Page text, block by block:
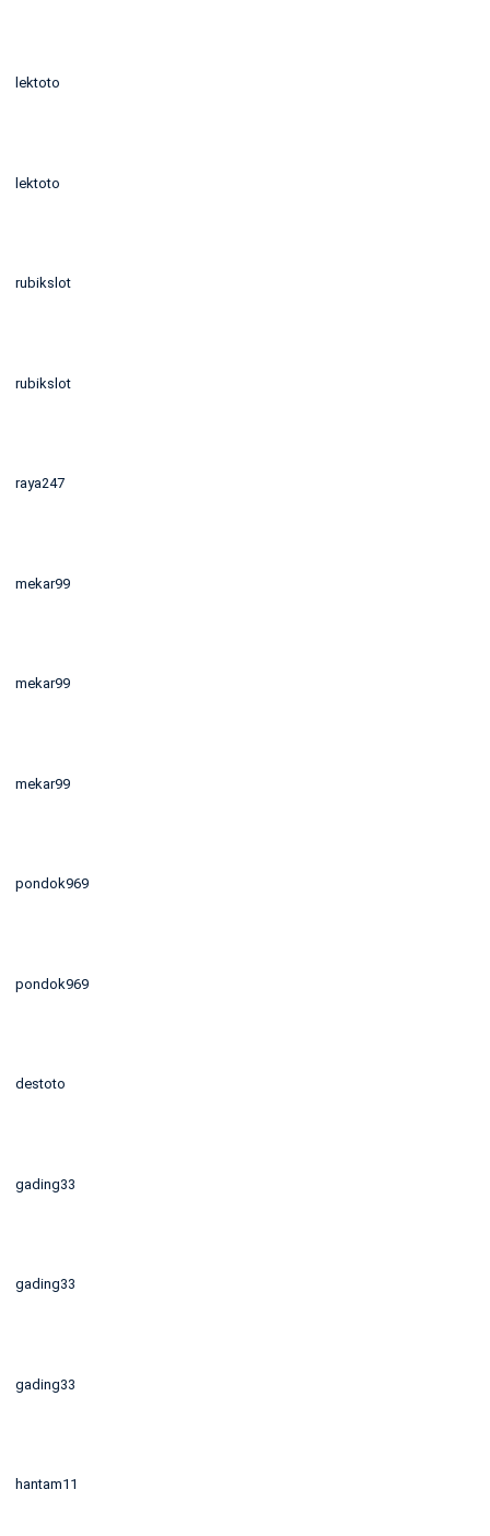
lektoto
lektoto
rubikslot
rubikslot
raya247
mekar99
mekar99
mekar99
pondok969
pondok969
destoto
gading33
gading33
gading33
hantam11